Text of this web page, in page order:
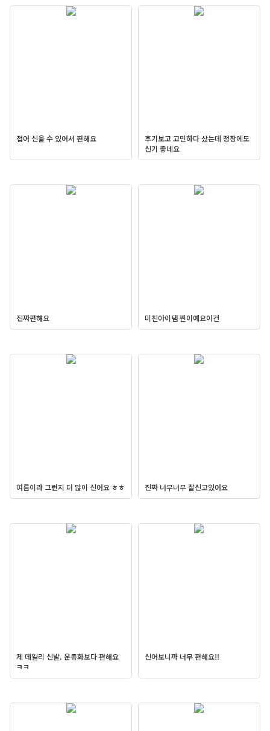
접어 신을 수 있어서 편해요
후기보고 고민하다 샀는데 정장에도
신기 좋네요
진짜편해요 미친아이템 찐이예요이건
여름이라 그런지 더 많이 신어요 ㅎㅎ 진짜 너무너무 잘신고있어요
제 데일리 신발. 운동화보다 편해요
ㅋㅋ
신어보니까 너무 편해요!!